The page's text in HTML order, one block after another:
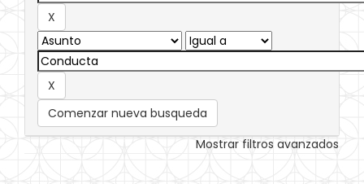
Comenzar nueva busqueda
Mostrar filtros avanzados